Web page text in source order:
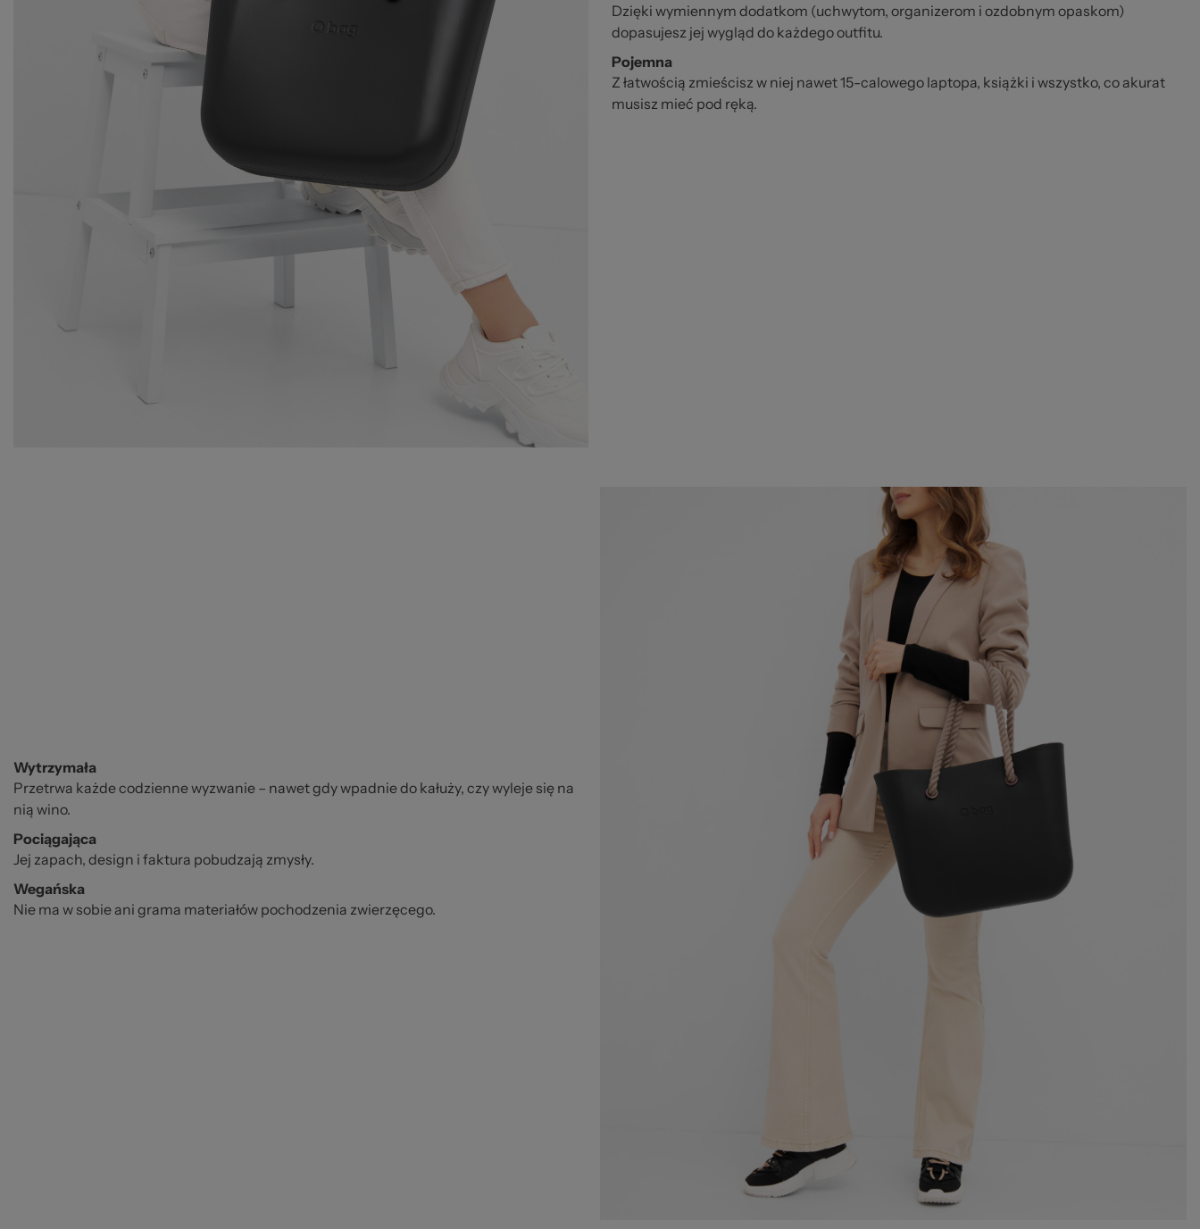
Dzięki wymiennym dodatkom (uchwytom, organizerom i ozdobnym opaskom)
dopasujesz jej wygląd do każdego outfitu.
Pojemna
Z łatwością zmieścisz w niej nawet 15-calowego laptopa, książki i wszystko, co akurat
musisz mieć pod ręką.
Wytrzymała
Przetrwa każde codzienne wyzwanie – nawet gdy wpadnie do kałuży, czy wyleje się na
nią wino.
Pociągająca
Jej zapach, design i faktura pobudzają zmysły.
Wegańska
Nie ma w sobie ani grama materiałów pochodzenia zwierzęcego.